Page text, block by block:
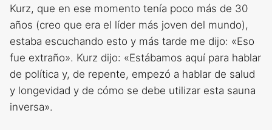
Kurz, que en ese momento tenía poco más de 30
años (creo que era el líder más joven del mundo),
estaba escuchando esto y más tarde me dijo: «Eso
fue extraño». Kurz dijo: «Estábamos aquí para hablar
de política y, de repente, empezó a hablar de salud
y longevidad y de cómo se debe utilizar esta sauna
inversa».